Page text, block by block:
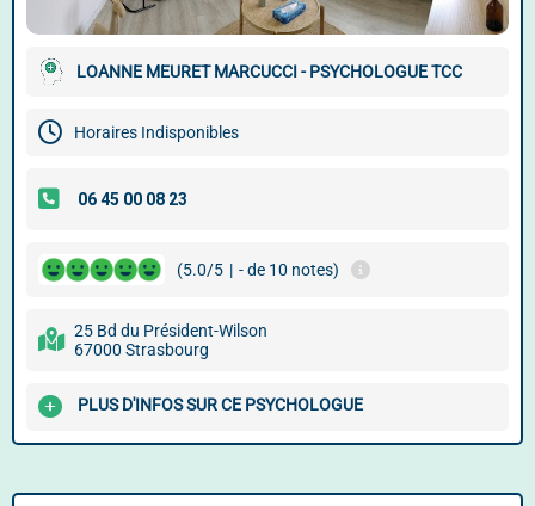
LOANNE MEURET MARCUCCI - PSYCHOLOGUE TCC
Horaires Indisponibles
(5.0/5 | - de 10 notes)
25 Bd du Président-Wilson
67000 Strasbourg
PLUS D'INFOS SUR CE PSYCHOLOGUE